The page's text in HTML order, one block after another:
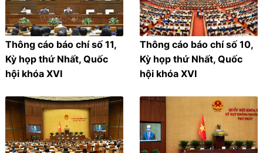
Thông cáo báo chí số 11,
Kỳ họp thứ Nhất, Quốc
hội khóa XVI
Thông cáo báo chí số 10,
Kỳ họp thứ Nhất, Quốc
hội khóa XVI